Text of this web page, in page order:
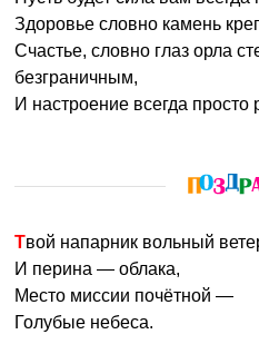
Здоровье словно камень
Счастье, словно глаз орла
безграничным,
И настроение всегда
Твой напарник вольный
И перина — облака,
Место миссии почётной —
Голубые небеса.